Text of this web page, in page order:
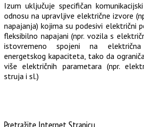
Izum uključuje specifičan
odnosu na upravljive električne izvore
napajanja) kojima su podesivi električni
fleksibilno napajani (npr. vozila s
istovremeno spojeni na električna
energetskog kapaciteta, tako da
više električnih parametara (npr.
struja i sl.)